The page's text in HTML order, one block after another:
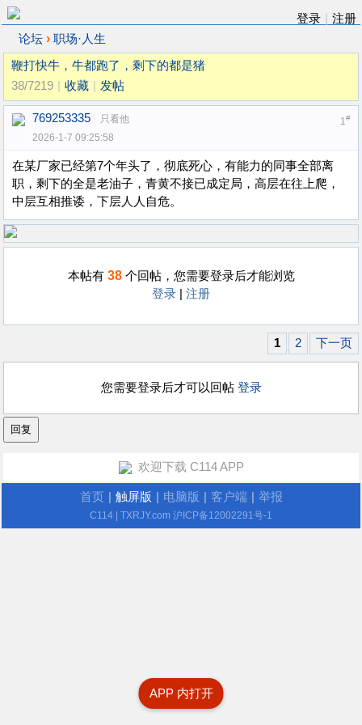
登录
注册
论坛 › 职场·人生
鞭打快牛，牛都跑了，剩下的都是猪
38/7219
收藏 发帖
1#
769253335
只看他
2026-1-7 09:25:58
在某厂家已经第7个年头了，彻底死心，有能力的同事全部离
职，剩下的全是老油子，青黄不接已成定局，高层在往上爬，
中层互相推诿，下层人人自危。
本帖有 38个回帖，您需要登录后才能浏览
登录
注册
1 2 下一页
您需要登录后才可以回帖 登录
APP 内打开
欢迎下载 C114 APP
首页 触屏版 电脑版 客户端 举报
C114 | TXRJY.com 沪ICP备12002291号-1